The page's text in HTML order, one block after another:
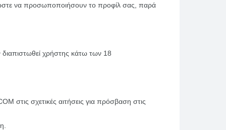
να προσωποποιήσουν το προφίλ σας, παρά
χρήστης κάτω των 18
στις σχετικές αιτήσεις για πρόσβαση στις